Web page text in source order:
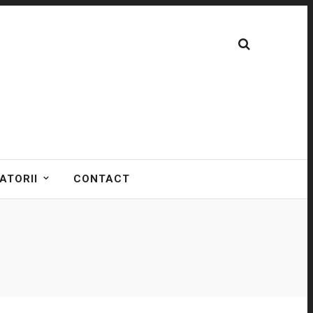
CONTACT